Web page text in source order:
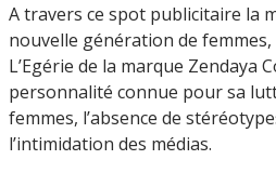
A travers ce spot publicitaire la
nouvelle génération de femmes,
L’Egérie de la marque Zendaya
personnalité connue pour sa
femmes, l’absence de
l’intimidation des médias.